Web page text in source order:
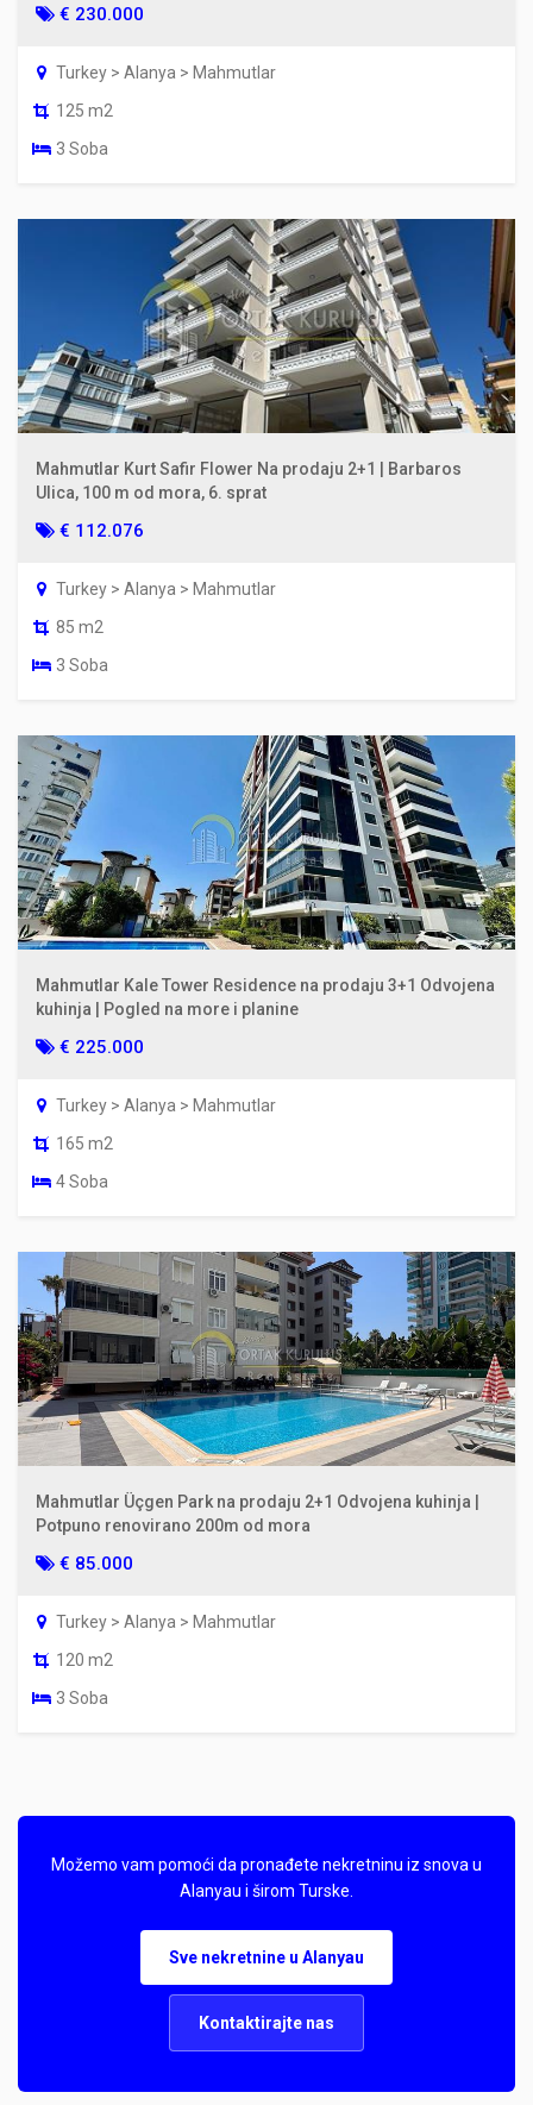
€ 230.000
Turkey > Alanya > Mahmutlar
125 m2
3 Soba
Mahmutlar Kurt Safir Flower Na prodaju 2+1 | Barbaros
Ulica, 100 m od mora, 6. sprat
€ 112.076
Turkey > Alanya > Mahmutlar
85 m2
3 Soba
Mahmutlar Kale Tower Residence na prodaju 3+1 Odvojena
kuhinja | Pogled na more i planine
€ 225.000
Turkey > Alanya > Mahmutlar
165 m2
4 Soba
Mahmutlar Üçgen Park na prodaju 2+1 Odvojena kuhinja |
Potpuno renovirano 200m od mora
€ 85.000
Turkey > Alanya > Mahmutlar
120 m2
3 Soba
Možemo vam pomoći da pronađete nekretninu iz snova u
Alanyau i širom Turske.
Sve nekretnine u Alanyau
Kontaktirajte nas